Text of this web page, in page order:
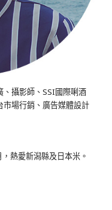
攝影師、SSI國際唎酒
市場行銷、廣告媒體設計
熱愛新潟縣及日本米。